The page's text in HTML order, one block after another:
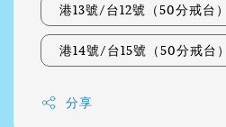
港13號/台12號（50分戒台）
港14號/台15號（50分戒台）
分享